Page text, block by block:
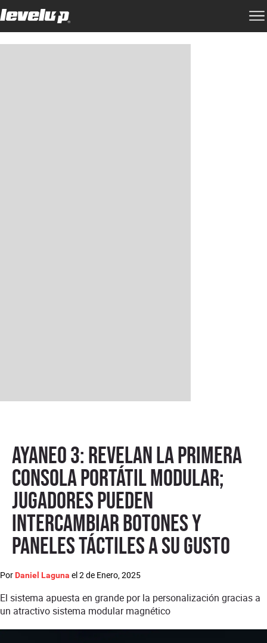
AYANEO 3: revelan la primera
consola portátil modular;
jugadores pueden
intercambiar botones y
paneles táctiles a su gusto
Por Daniel Laguna el2 de Enero, 2025
El sistema apuesta en grande por la personalización gracias a
un atractivo sistema modular magnético